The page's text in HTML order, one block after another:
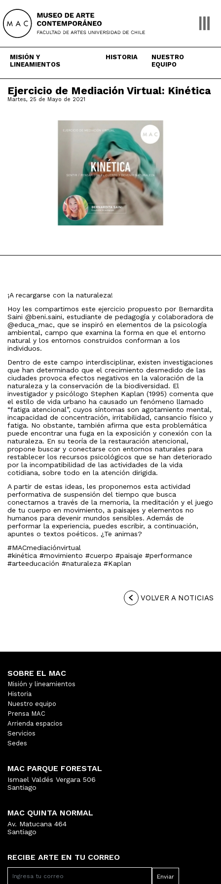
content
MISIÓN Y
LINEAMIENTOS
HISTORIA
NUESTRO
EQUIPO
Ejercicio de Mediación Virtual: Kinética
Martes, 25 de Mayo de 2021
¡A recargarse con la naturaleza!
Hoy les compartimos este ejercicio propuesto por Bernardita
Saini @beni.saini, estudiante de pedagogía y colaboradora de
@educa_mac, que se inspiró en elementos de la psicología
ambiental, campo que examina la forma en que el entorno
natural y los entornos construidos conforman a los
individuos.
Dentro de este campo interdisciplinar, existen investigaciones
que han determinado que el crecimiento desmedido de las
ciudades provoca efectos negativos en la valoración de la
naturaleza y la conservación de la biodiversidad. El
investigador y psicólogo Stephen Kaplan (1995) comenta que
el estilo de vida urbano ha causado un fenómeno llamado
“fatiga atencional”, cuyos síntomas son agotamiento mental,
incapacidad de concentración, irritabilidad, cansancio físico y
fatiga. No obstante, también afirma que esta problemática
puede encontrar una fuga en la exposición y conexión con la
naturaleza. En su teoría de la restauración atencional,
propone buscar y conectarse con entornos naturales para
restablecer los recursos psicológicos que se han deteriorado
por la incompatibilidad de las actividades de la vida
cotidiana, sobre todo en la atención dirigida.
A partir de estas ideas, les proponemos esta actividad
performativa de suspensión del tiempo que busca
conectarnos a través de la memoria, la meditación y el juego
de tu cuerpo en movimiento, a paisajes y elementos no
humanos para devenir mundos sensibles. Además de
performar la experiencia, puedes escribir, a continuación,
apuntes o textos poéticos. ¿Te animas?
#MACmediaciónvirtual
#kinética #movimiento #cuerpo #paisaje #performance
#arteeducación #naturaleza #Kaplan
VOLVER A NOTICIAS
RECIBE ARTE EN TU CORREO
SOBRE EL MAC
Misión y lineamientos
Historia
Nuestro equipo
Prensa MAC
Arrienda espacios
Servicios
Sedes
MAC PARQUE FORESTAL
Ismael Valdés Vergara 506
Santiago
MAC QUINTA NORMAL
Av. Matucana 464
Santiago